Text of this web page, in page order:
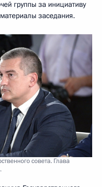
группы за инициативу
заседания.
совета. Глава